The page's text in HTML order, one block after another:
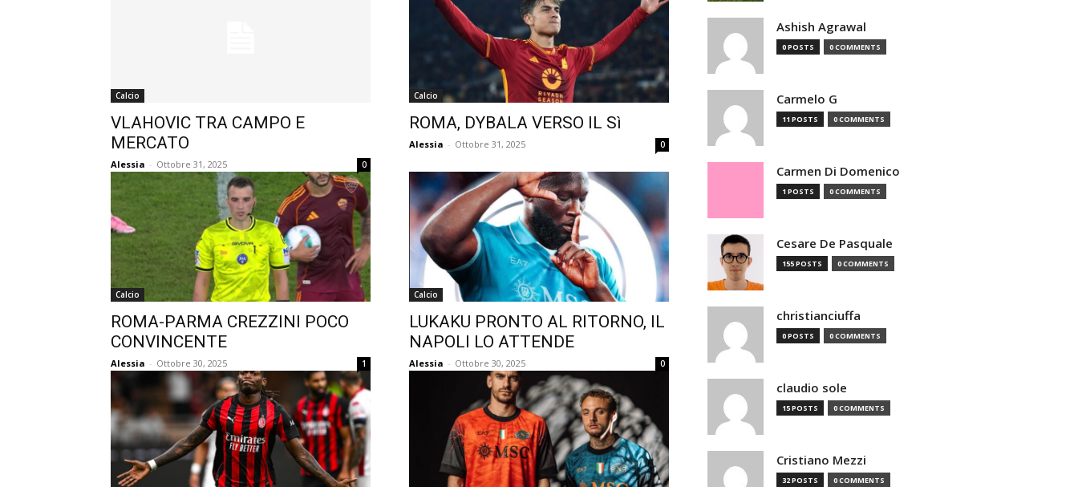
Calcio
VLAHOVIC TRA CAMPO E
MERCATO
Alessia - Ottobre 31, 2025 0
Calcio
ROMA, DYBALA VERSO IL Sì
Alessia - Ottobre 31, 2025 0
Calcio
ROMA-PARMA CREZZINI POCO
CONVINCENTE
Alessia - Ottobre 30, 2025 1
Calcio
LUKAKU PRONTO AL RITORNO, IL
NAPOLI LO ATTENDE
Alessia - Ottobre 30, 2025 0
Ashish Agrawal
0 POSTS 0 COMMENTS
Carmelo G
11 POSTS 0 COMMENTS
Carmen Di Domenico
1 POSTS 0 COMMENTS
Cesare De Pasquale
155 POSTS 0 COMMENTS
christianciuffa
0 POSTS 0 COMMENTS
claudio sole
15 POSTS 0 COMMENTS
Cristiano Mezzi
32 POSTS 0 COMMENTS